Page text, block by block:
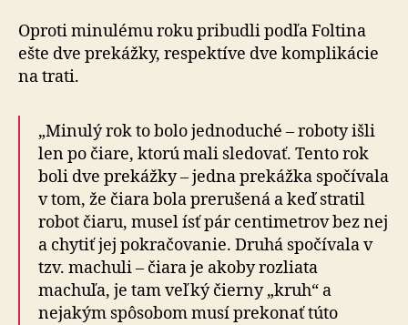
Oproti minulému roku pribudli podľa Foltina
ešte dve prekážky, respektíve dve komplikácie
na trati.
„Minulý rok to bolo jednoduché – roboty išli
len po čiare, ktorú mali sledovať. Tento rok
boli dve prekážky – jedna prekážka spočívala
v tom, že čiara bola prerušená a keď stratil
robot čiaru, musel ísť pár centimetrov bez nej
a chytiť jej pokračovanie. Druhá spočívala v
tzv. machuli – čiara je akoby rozliata
machuľa, je tam veľký čierny „kruh“ a
nejakým spôsobom musí prekonať túto